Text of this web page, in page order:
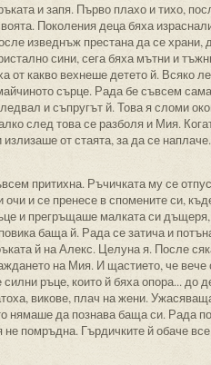
и запя. Първо плахо и тихо,
Поколения деца бяха
изведнъж престана да се храни,
сини, сега бяха мътни и
от какво вехнеше детето й. Всяко
сърце. Рада бе съвсем сама
и съпругът й. Това я сломи
след това се разболя и Мия.
от стаята, за да се
притихна. Ръчичката му се
и се пренесе в спомените си,
и прегръщаше малката си дъщеря,
баща й. Рада се затича и
й на Алекс. Целуна я. После
на Мия. И щастието, че
ръце, които й бяха опора... до
викове, плач на жени.
нямаше да познава баща си. Рада
помръдна. Гърдичките й обаче